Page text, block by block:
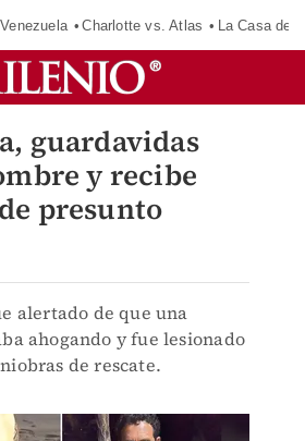
Charlotte vs. Atlas La Casa de
guardavidas
y recibe
presunto
alertado de que una
ahogando y fue lesionado
de rescate.